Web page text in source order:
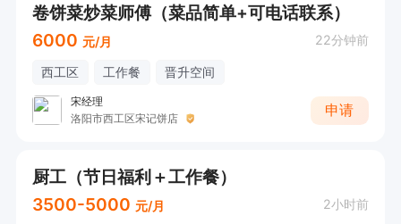
卷饼菜炒菜师傅（菜品简单+可电话联系）
6000 元/月 22分钟前
西工区 工作餐 晋升空间
宋经理
洛阳市西工区宋记饼店
申请
厨工（节日福利＋工作餐）
3500-5000 元/月 2小时前